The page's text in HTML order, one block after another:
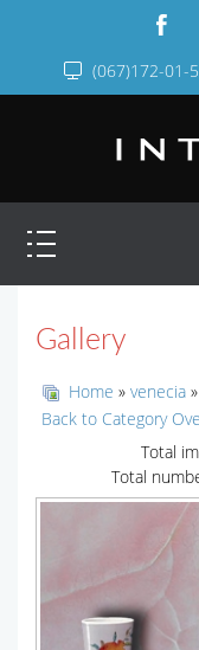
(067)172-01-
Gallery
Home » venecia
Back to Category
Total
Total